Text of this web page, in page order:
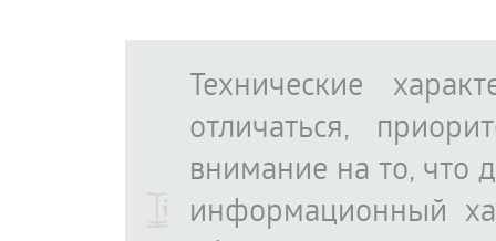
Технические
отличаться,
внимание на то, что
информационный